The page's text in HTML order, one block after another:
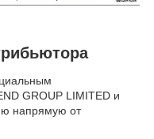
GROUP LIMITED и
напрямую от